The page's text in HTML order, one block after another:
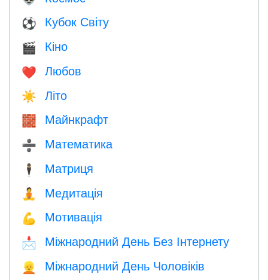
⚽ Кубок Світу
🎬 Кіно
❤️️ Любов
☀️ Літо
🧱 Майнкрафт
➗ Математика
🕴️ Матриця
🧘 Медитація
💪 Мотивація
📩 Міжнародний День Без Інтернету
👱 Міжнародний День Чоловіків